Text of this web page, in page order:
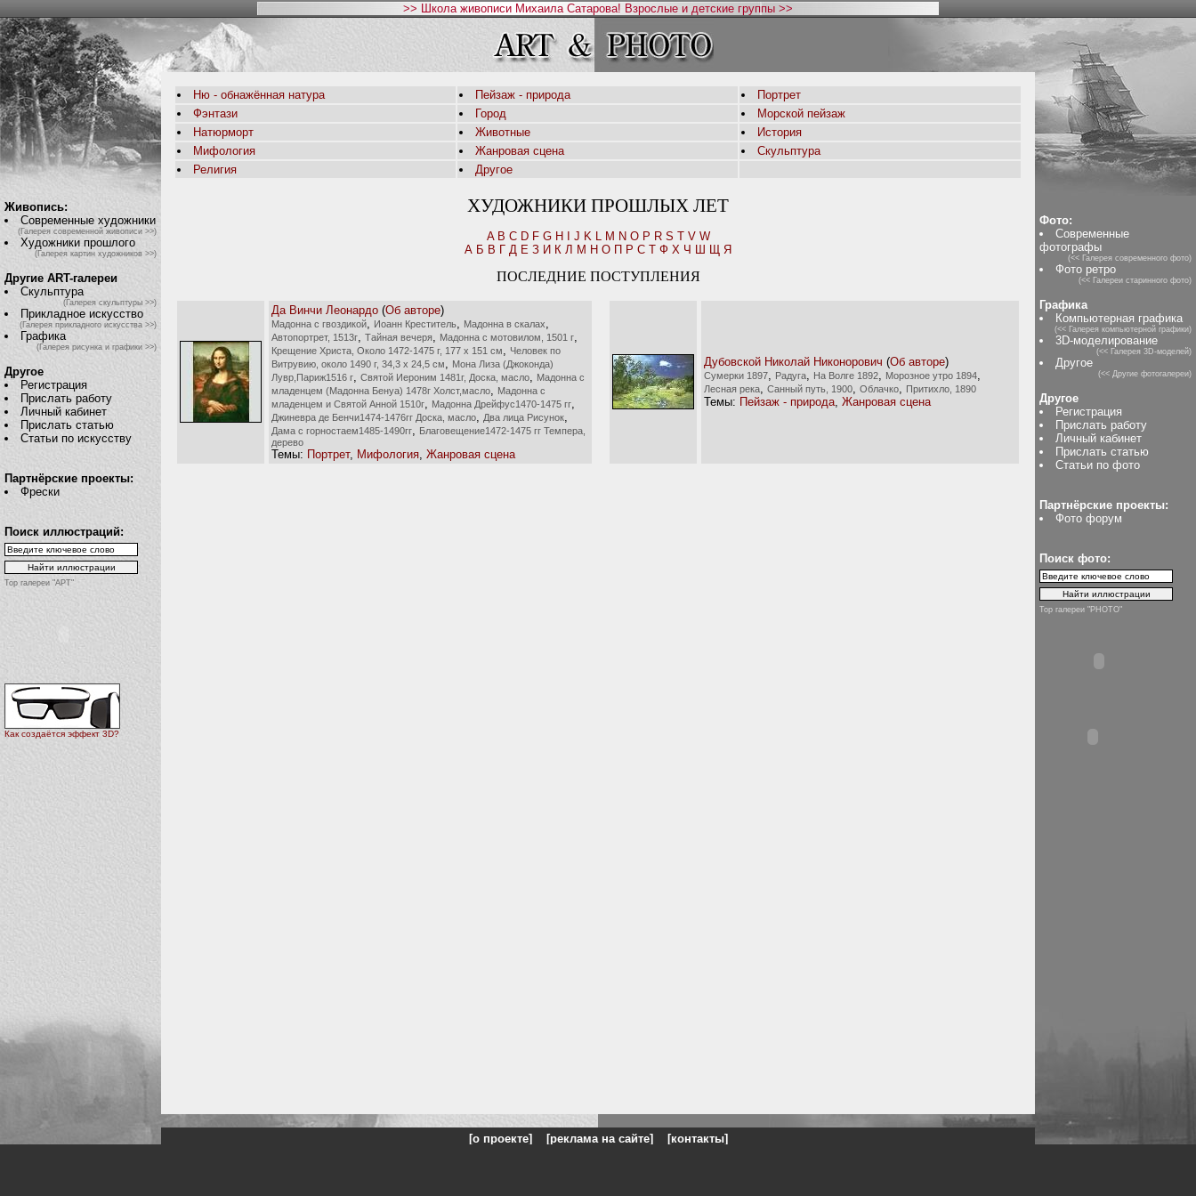
>> Школа живописи Михаила Сатарова! Взрослые и детские группы >>
Живопись:
Современные художники
(Галерея современной живописи >>)
Художники прошлого
(Галерея картин художников >>)
Другие ART-галереи
Скульптура
(Галерея скульптуры >>)
Прикладное искусство
(Галерея прикладного искусства >>)
Графика
(Галерея рисунка и графики >>)
Другое
Регистрация
Прислать работу
Личный кабинет
Прислать статью
Статьи по искусству
Партнёрские проекты:
Фрески
Поиск иллюстраций:
Top галереи "АРТ"
Как создаётся эффект 3D?
Ню - обнажённая натура Пейзаж - природа
Портрет
Фэнтази
Город
Морской пейзаж
Натюрморт
Животные
История
Мифология
Жанровая сцена
Скульптура
Религия
Другое
ХУДОЖНИКИ ПРОШЛЫХ ЛЕТ
A B C D F G H J K L M N O P R S T V W
А Б В Г Д Е З И К Л М Н О П Р С Т Ф Х Ч Ш Щ Я
ПОСЛЕДНИЕ ПОСТУПЛЕНИЯ
Да Винчи Леонардо (Об авторе)
Мадонна с гвоздикой Иоанн Креститель Мадонна в скалах
Автопортрет, 1513г Тайная вечеря Мадонна с мотовилом, 1501 г
Крещение Христа, Около 1472-1475 г, 177 x 151 см
Человек по
Витрувию, около 1490 г, 34,3 x 24,5 см
Мона Лиза (Джоконда)
Лувр,Париж1516 г
Святой Иероним 1481г, Доска, масло
Мадонна с
младенцем (Мадонна Бенуа) 1478г Холст,масло
Мадонна с
младенцем и Святой Анной 1510г
Мадонна Дрейфус1470-1475 гг
Джиневра де Бенчи1474-1476гг Доска, масло Два лица Рисунок
Дама с горностаем1485-1490гг
Благовещение1472-1475 гг Темпера,
дерево
Темы: Портрет, Мифология Жанровая сцена
Дубовской Николай Никонорович (Об авторе)
Сумерки 1897 Радуга На Волге 1892 Морозное утро 1894
Лесная река Санный путь, 1900 Облачко Притихло, 1890
Темы: Пейзаж - природа Жанровая сцена
Фото:
Современные
фотографы
(<< Галерея современного фото)
Фото ретро
(<< Галереи старинного фото)
Графика
Компьютерная графика
(<< Галерея компьютерной графики)
3D-моделирование
(<< Галерея 3D-моделей)
Другое
(<< Другие фотогалереи)
Другое
Регистрация
Прислать работу
Личный кабинет
Прислать статью
Статьи по фото
Партнёрские проекты:
Фото форум
Поиск фото:
Top галереи "PHOTO"
[о проекте] [реклама на сайте] [контакты]